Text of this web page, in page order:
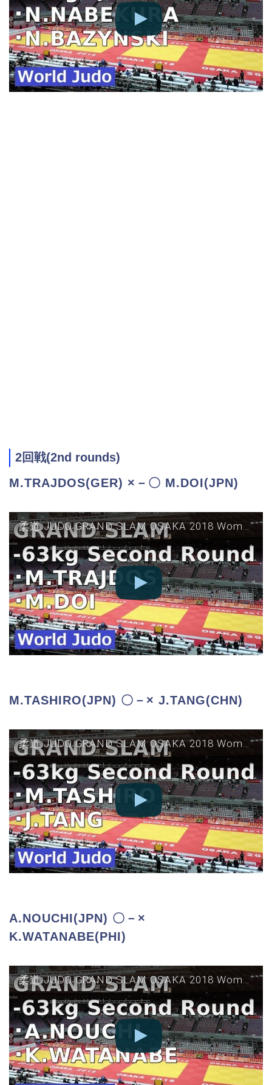
2回戦(2nd rounds)
M.TRAJDOS(GER) ×－〇 M.DOI(JPN)
柔道 JUDO GRAND SLAM OSAKA 2018 Women 63kg Second Round M TRAJDOS vs M DOI グランドスラム大阪
M.TASHIRO(JPN) 〇－× J.TANG(CHN)
柔道 JUDO GRAND SLAM OSAKA 2018 Women 63kg Second Round M TASHIRO vs J TANG グランドスラム大阪
A.NOUCHI(JPN) 〇－×
K.WATANABE(PHI)